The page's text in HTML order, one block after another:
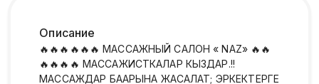
Описание
🔥🔥🔥🔥🔥🔥 МАССАЖНЫЙ САЛОН « NAZ» 🔥🔥
🔥🔥🔥🔥 МАССАЖИСТКАЛАР КЫЗДАР.!!
МАССАЖДАР БААРЫНА ЖАСАЛАТ; ЭРКЕКТЕРГЕ